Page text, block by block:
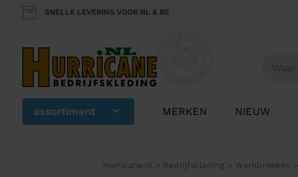
SNELLE LEVERING VOOR NL & BE
assortiment MERKEN NIEUW
Hurricane.nl > Bedrijfskleding > Werkbroeken >